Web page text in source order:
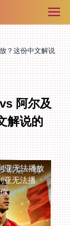
？这份中文解说
阿尔及
解说的
亚无法播放
亚无法播